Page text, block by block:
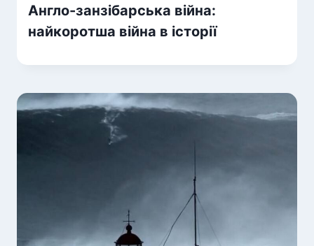
Англо-занзібарська війна:
найкоротша війна в історії